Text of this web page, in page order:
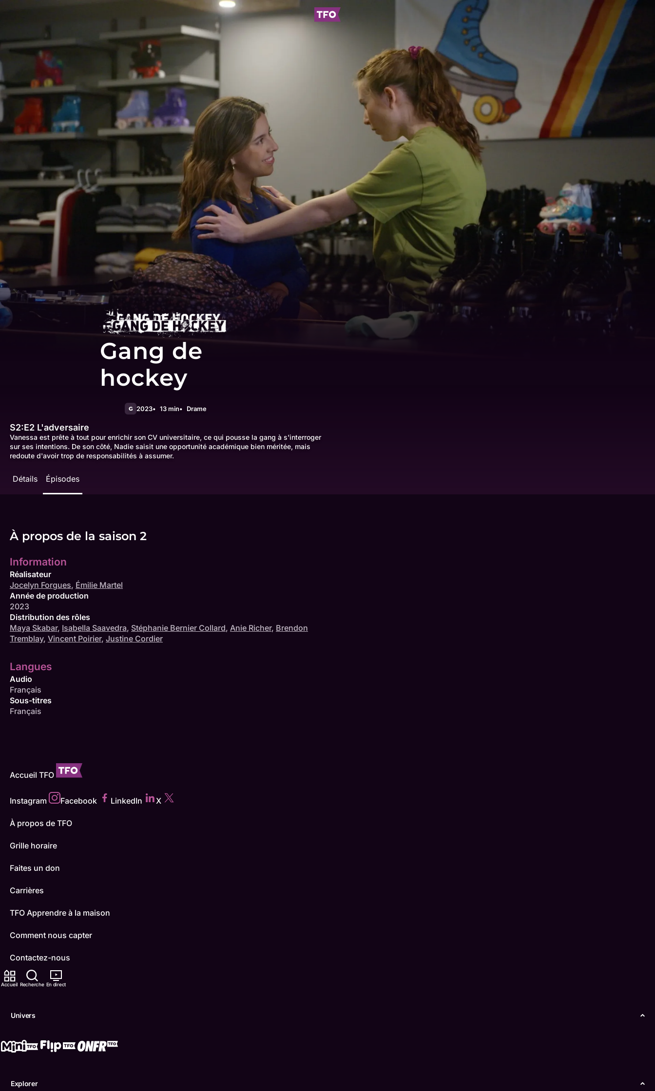
Accueil Recherche En direct
Univers
Explorer
Gang de
hockey
G 2023 13 min Drame
S2:E2 L'adversaire
Vanessa est prête à tout pour enrichir son CV universitaire, ce qui pousse la gang à s'interroger
sur ses intentions. De son côté, Nadie saisit une opportunité académique bien méritée, mais
redoute d'avoir trop de responsabilités à assumer.
Détails Épisodes
À propos de la saison 2
Information
Réalisateur
Jocelyn Forgues, Émilie Martel
Année de production
2023
Distribution des rôles
Maya Skabar, Isabella Saavedra, Stéphanie Bernier Collard, Anie Richer, Brendon
Tremblay, Vincent Poirier, Justine Cordier
Langues
Audio
Français
Sous-titres
Français
Accueil TFO
Instagram Facebook LinkedIn X
À propos de TFO
Grille horaire
Faites un don
Carrières
TFO Apprendre à la maison
Comment nous capter
Contactez-nous
ONFR
Conditions d'utilisation